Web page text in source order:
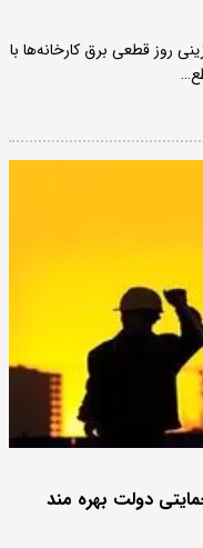
روز قطعی برق کارخانه‌ها با
دولت بهره مند